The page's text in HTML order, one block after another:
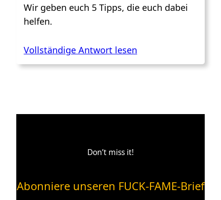
Wir geben euch 5 Tipps, die euch dabei
helfen.
Vollständige Antwort lesen
Don’t miss it!
Abonniere unseren FUCK-FAME-Brief